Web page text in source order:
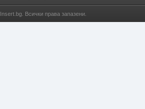
Insert.bg . Всички права запазени.